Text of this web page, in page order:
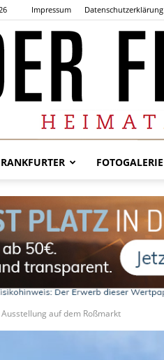
Impressum Datenschutzerklärung
FOTOGALERIE
Ausstellung auf dem Roßmarkt